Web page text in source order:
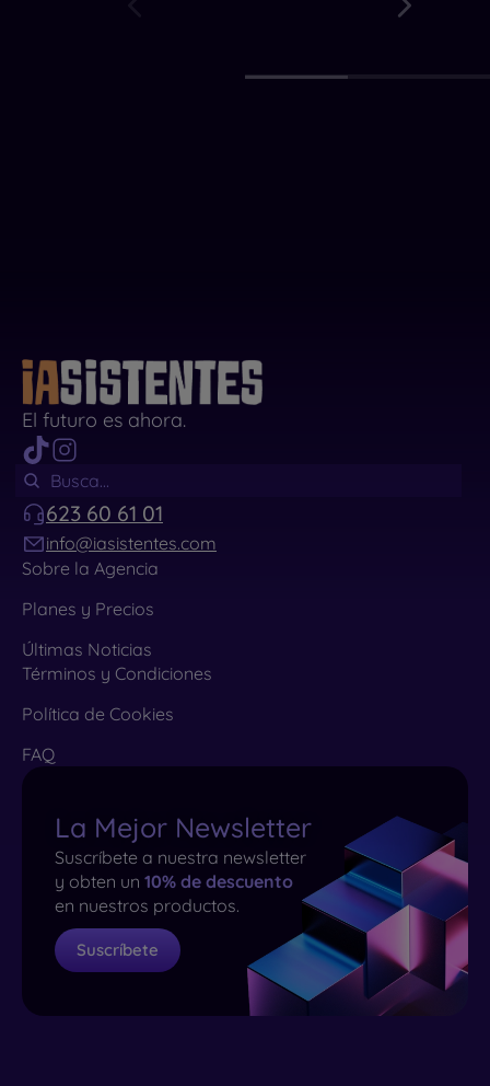
El futuro es ahora.
623 60 61 01
info@iasistentes.com
Sobre la Agencia
Planes y Precios
Últimas Noticias
Términos y Condiciones
Política de Cookies
FAQ
La Mejor Newsletter
Suscríbete a nuestra newsletter
y obten un 10% de descuento
en nuestros productos.
Suscríbete